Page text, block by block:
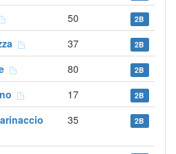
50 2B
37 2B
80 2B
17 2B
35 2B